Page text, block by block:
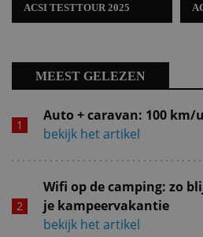
ACSI TESTTOUR 2025
MEEST GELEZEN
Auto + caravan: 100
bekijk het artikel
Wifi op de camping: zo
je kampeervakantie
bekijk het artikel